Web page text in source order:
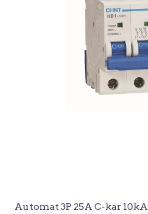
Automat 3P 25A C-kar 10kA